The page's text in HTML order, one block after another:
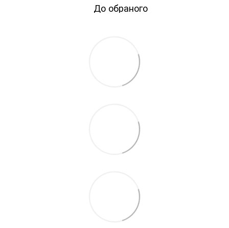
До обраного